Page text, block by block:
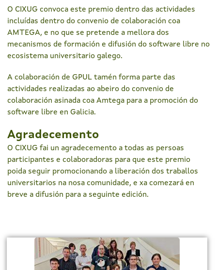
O CIXUG convoca este premio dentro das actividades
incluídas dentro do convenio de colaboración coa
AMTEGA, e no que se pretende a mellora dos
mecanismos de formación e difusión do software libre no
ecosistema universitario galego.
A colaboración de GPUL tamén forma parte das
actividades realizadas ao abeiro do convenio de
colaboración asinada coa Amtega para a promoción do
software libre en Galicia.
Agradecemento
O CIXUG fai un agradecemento a todas as persoas
participantes e colaboradoras para que este premio
poida seguir promocionando a liberación dos traballos
universitarios na nosa comunidade, e xa comezará en
breve a difusión para a seguinte edición.